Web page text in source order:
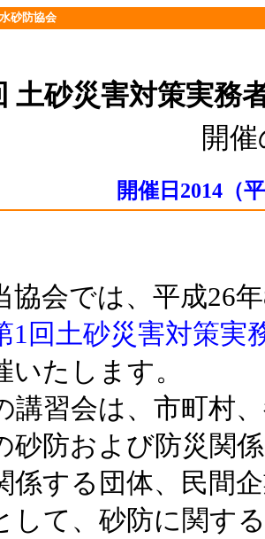
砂防協会
土砂災害対策実務
開
開催日2014（
会では、平成26
1回土砂災害対策実
いたします。
講習会は、市町村
砂防および防災関
係する団体、民間
して、砂防に関す